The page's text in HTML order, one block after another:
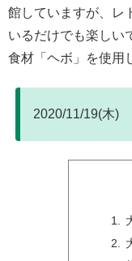
館していますが、レ
いるだけでも楽しい
食材「ヘボ」を使用
2020/11/19(木)